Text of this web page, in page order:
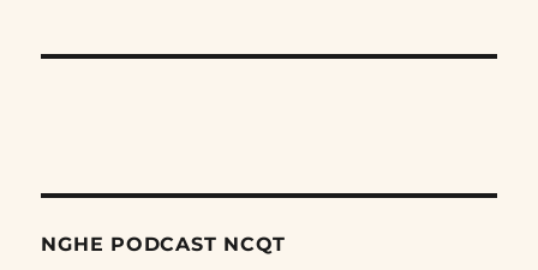
NGHE PODCAST NCQT